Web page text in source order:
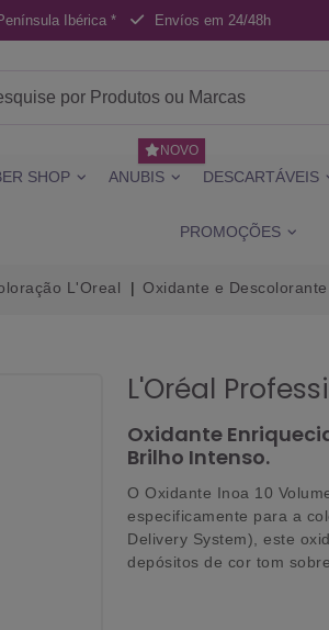
Ibérica * Envíos em 24/48h
SHOP ANUBIS
NOVO
DESCARTÁVEIS
PROMOÇÕES
L'Oreal Oxidante e
L'Oréal
Oxidante
Brilho Intenso.
OOxidante Inoa 10
especificamente para a
Delivery System) , este
depósitos de cor tom